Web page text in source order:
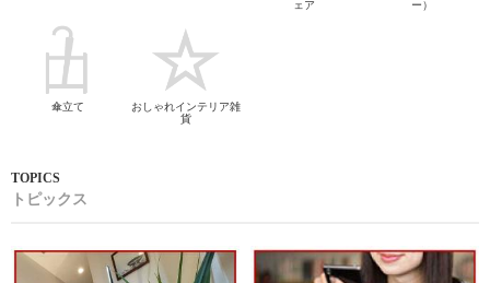
ェア ー）
傘立て
おしゃれインテリア雑
貨
トピックス